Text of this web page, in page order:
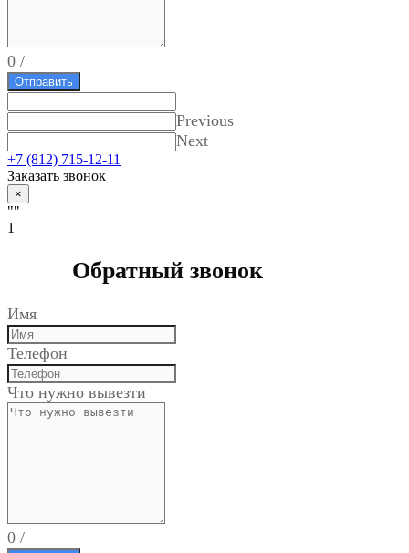
0 /
Отправить
Previous
Next
+7 (812) 715-12-11
Заказать звонок
×
""
1
Обратный звонок
Имя
Телефон
Что нужно вывезти
0 /